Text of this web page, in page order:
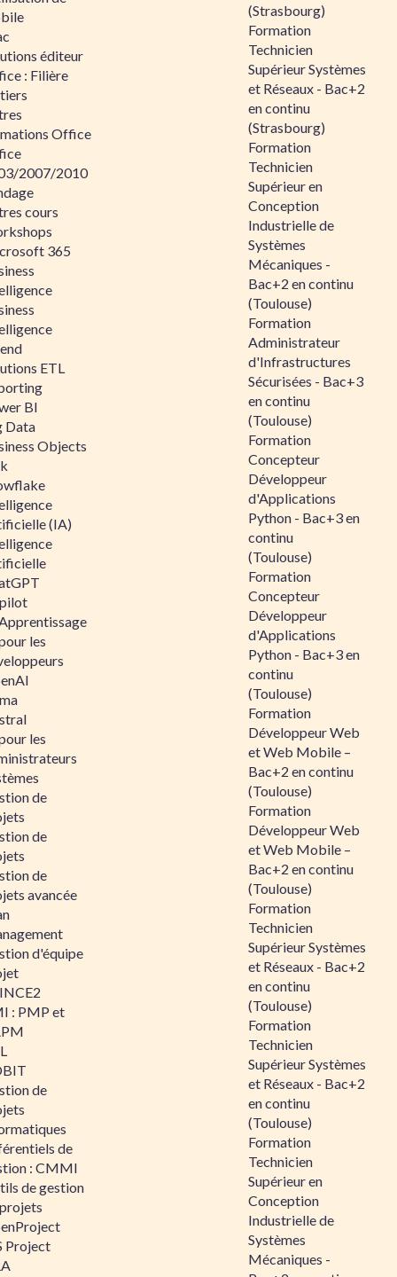
éditeur
: Filière
Office
2007/2010
cours
365
ETL
BI
Data
Objects
(IA)
les
les
de
de
de
avancée
d'équipe
: PMP et
de
de
: CMMI
de gestion
Project
(Strasbourg)
Formation
Technicien
Supérieur Systèmes
et Réseaux - Bac+2
en continu
(Strasbourg)
Formation
Technicien
Supérieur en
Conception
Industrielle de
Systèmes
Mécaniques -
Bac+2 en continu
(Toulouse)
Formation
Administrateur
d'Infrastructures
Sécurisées - Bac+3
en continu
(Toulouse)
Formation
Concepteur
Développeur
d'Applications
Python - Bac+3 en
continu
(Toulouse)
Formation
Concepteur
Développeur
d'Applications
Python - Bac+3 en
continu
(Toulouse)
Formation
Développeur Web
et Web Mobile –
Bac+2 en continu
(Toulouse)
Formation
Développeur Web
et Web Mobile –
Bac+2 en continu
(Toulouse)
Formation
Technicien
Supérieur Systèmes
et Réseaux - Bac+2
en continu
(Toulouse)
Formation
Technicien
Supérieur Systèmes
et Réseaux - Bac+2
en continu
(Toulouse)
Formation
Technicien
Supérieur en
Conception
Industrielle de
Systèmes
Mécaniques -